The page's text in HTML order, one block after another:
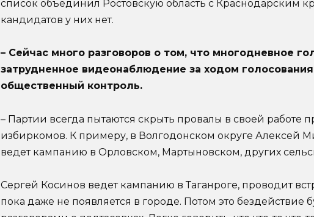
список объединил Ростовскую область с Краснодарским
кандидатов у них нет.
– Сейчас много разговоров о том, что многодневное
затрудненное видеонаблюдение за ходом
общественный контроль.
– Партии всегда пытаются скрыть провалы в своей работе
избиркомов. К примеру, в Волгодонском округе Алексей
ведет кампанию в Орловском, Мартыновском, других
Сергей Косинов ведет кампанию в Таганроге, проводит
пока даже не появляется в городе. Потом это бездействие